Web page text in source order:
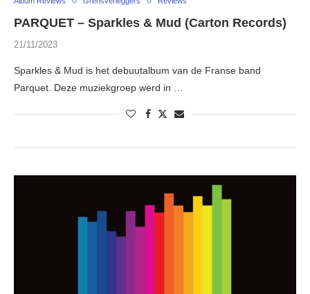
PARQUET – Sparkles & Mud (Carton Records)
21/11/2023
Sparkles & Mud is het debuutalbum van de Franse band
Parquet. Deze muziekgroep werd in …